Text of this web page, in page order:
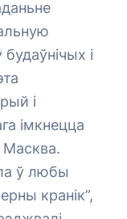
і
і
імкнецца
Масква.
ў любы
кранік”,